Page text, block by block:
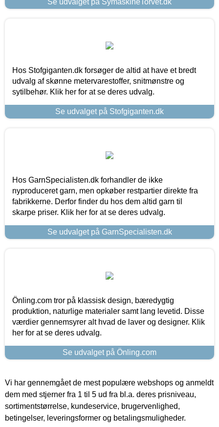
Hos Stofgiganten.dk forsøger de altid at have et bredt
udvalg af skønne metervarestoffer, snitmønstre og
sytilbehør. Klik her for at se deres udvalg.
Se udvalget på Stofgiganten.dk
Hos GarnSpecialisten.dk forhandler de ikke
nyproduceret garn, men opkøber restpartier direkte fra
fabrikkerne. Derfor finder du hos dem altid garn til
skarpe priser. Klik her for at se deres udvalg.
Se udvalget på GarnSpecialisten.dk
Önling.com tror på klassisk design, bæredygtig
produktion, naturlige materialer samt lang levetid. Disse
værdier gennemsyrer alt hvad de laver og designer. Klik
her for at se deres udvalg.
Se udvalget på Önling.com
Vi har gennemgået de mest populære webshops og anmeldt
dem med stjerner fra 1 til 5 ud fra bl.a. deres prisniveau,
sortimentstørrelse, kundeservice, brugervenlighed,
betingelser, leveringsformer og betalingsmuligheder.